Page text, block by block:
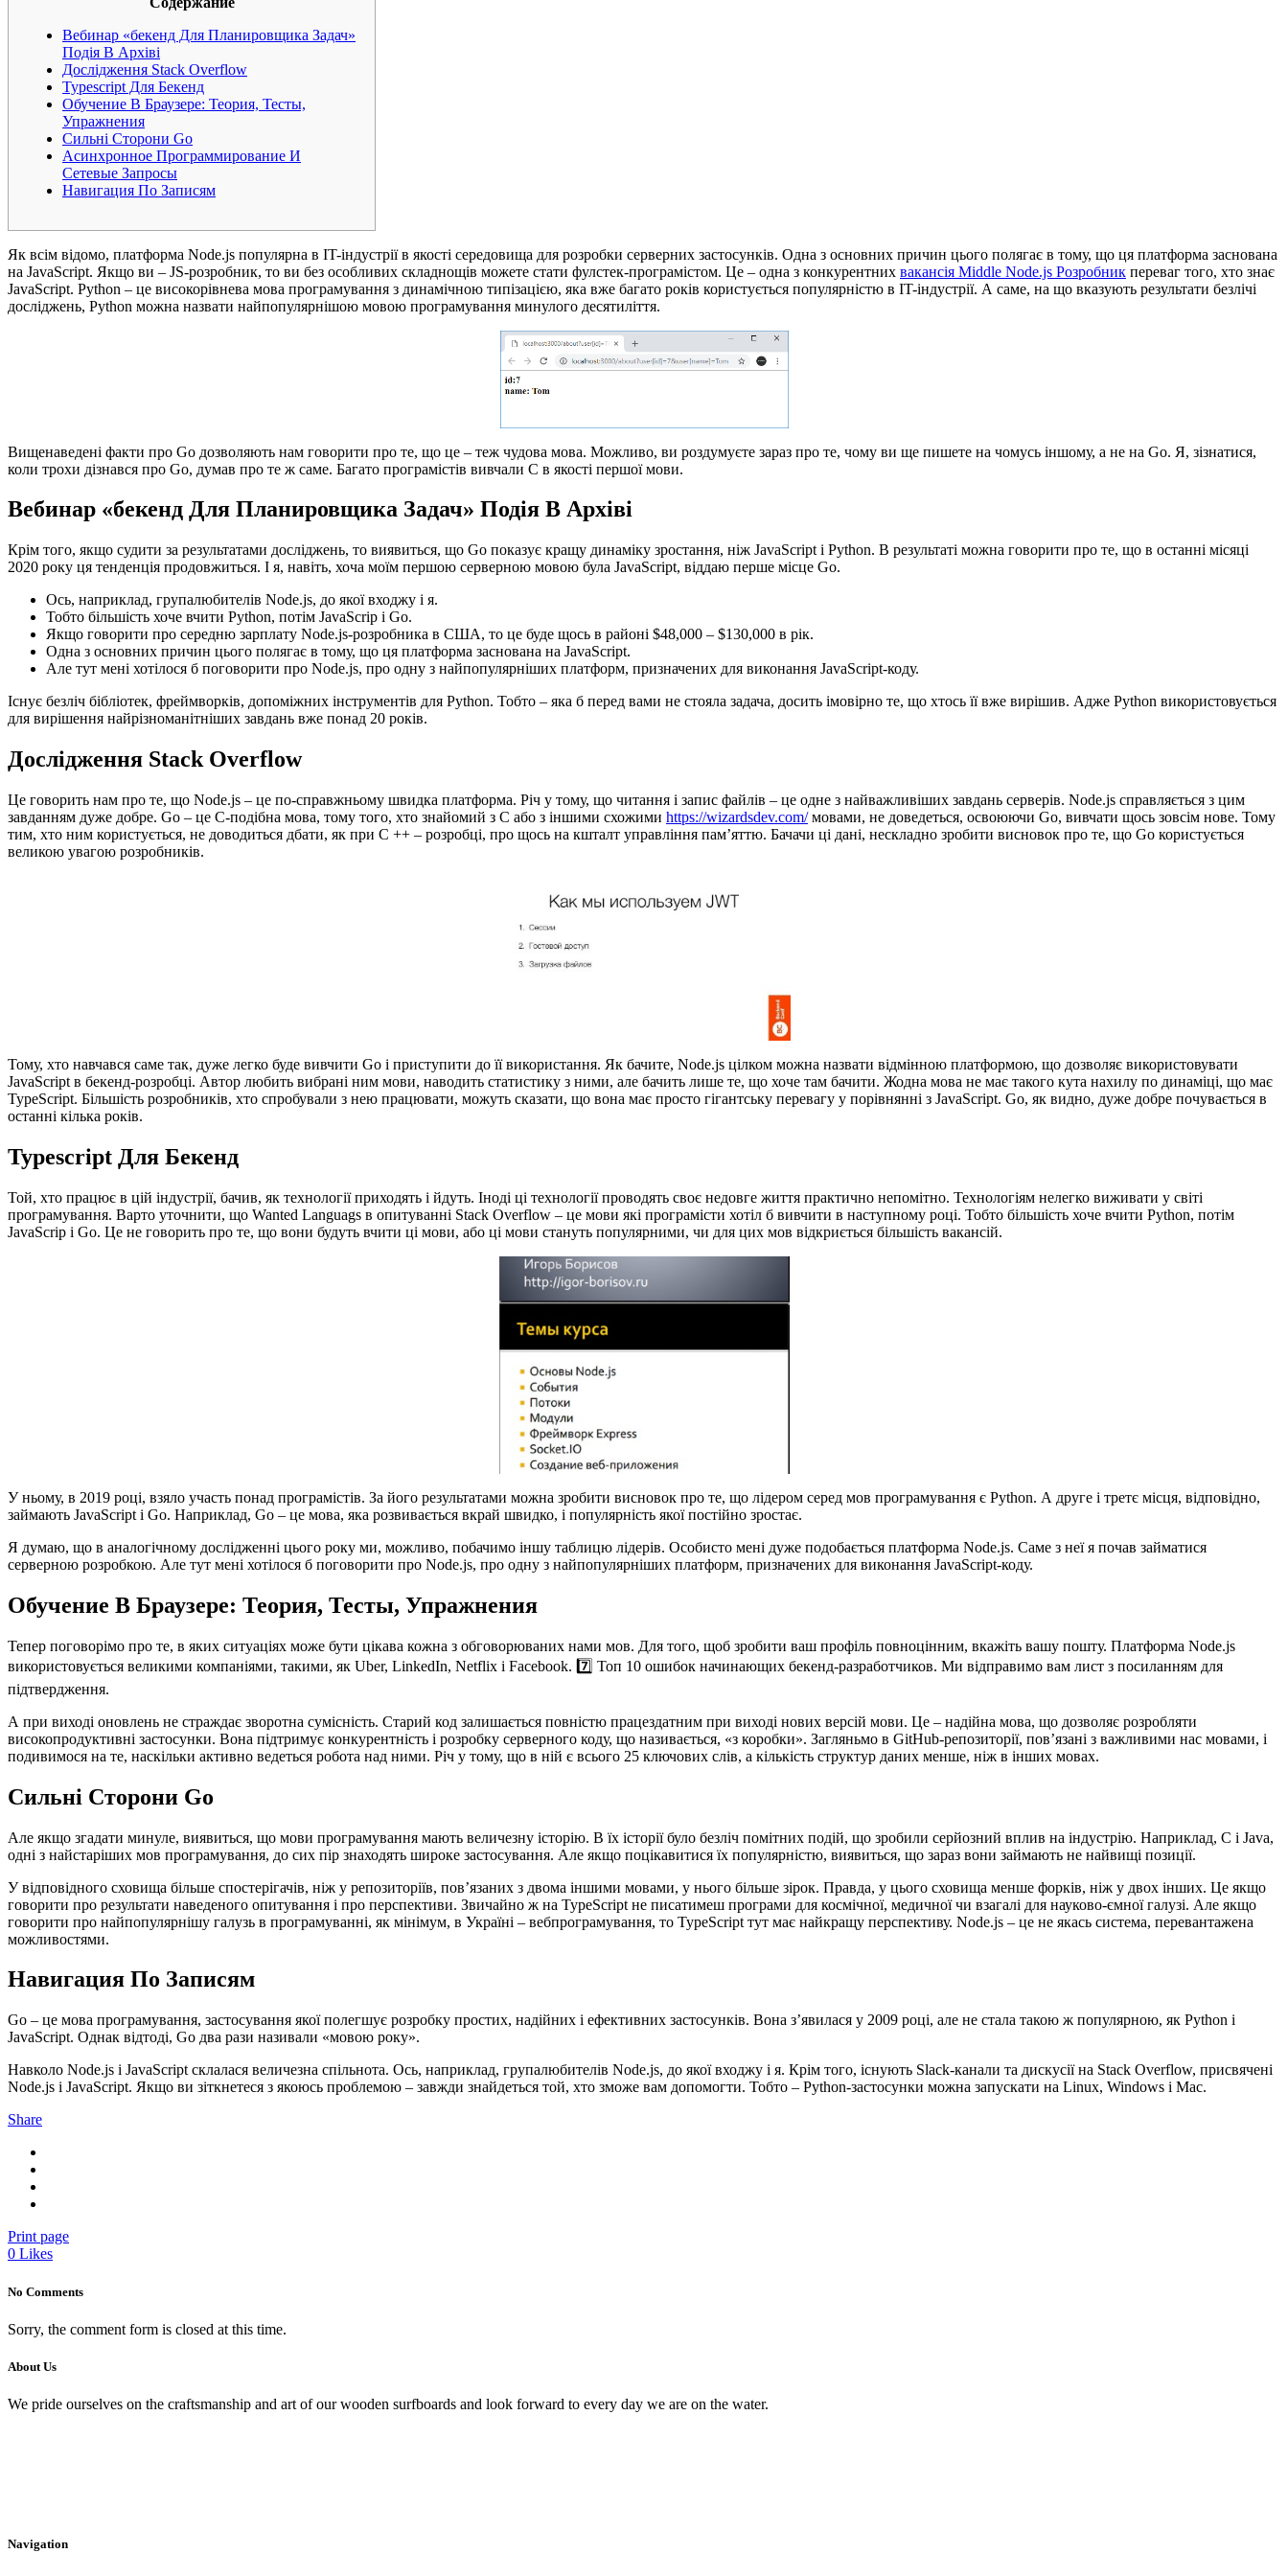
Вебинар «бекенд Для Планировщика Задач»
Подія В Архіві
Дослідження Stack Overflow
Typescript Для Бекенд
Обучение В Браузере: Теория, Тесты,
Упражнения
Сильні Сторони Go
Асинхронное Программирование И
Сетевые Запросы
Навигация По Записям
Як всім відомо, платформа Node.js популярна в IT-індустрії в якості середовища для розробки серверних застосунків. Одна з основних причин цього полягає в тому, що ця платформа заснована
на JavaScript. Якщо ви – JS-розробник, то ви без особливих складнощів можете стати фулстек-програмістом. Це – одна з конкурентних вакансія Middle Node.js Розробник переваг того, хто знає
JavaScript. Python – це високорівнева мова програмування з динамічною типізацією, яка вже багато років користується популярністю в IT-індустрії. А саме, на що вказують результати безлічі
досліджень, Python можна назвати найпопулярнішою мовою програмування минулого десятиліття.
Вищенаведені факти про Go дозволяють нам говорити про те, що це – теж чудова мова. Можливо, ви роздумуєте зараз про те, чому ви ще пишете на чомусь іншому, а не на Go. Я, зізнатися,
коли трохи дізнався про Go, думав про те ж саме. Багато програмістів вивчали C в якості першої мови.
Вебинар «бекенд Для Планировщика Задач» Подія В Архіві
Крім того, якщо судити за результатами досліджень, то виявиться, що Go показує кращу динаміку зростання, ніж JavaScript і Python. В результаті можна говорити про те, що в останні місяці
2020 року ця тенденція продовжиться. І я, навіть, хоча моїм першою серверною мовою була JavaScript, віддаю перше місце Go.
Ось, наприклад, групалюбителів Node.js, до якої входжу і я.
Тобто більшість хоче вчити Python, потім JavaScrip і Go.
Якщо говорити про середню зарплату Node.js-розробника в США, то це буде щось в районі $48,000 – $130,000 в рік.
Одна з основних причин цього полягає в тому, що ця платформа заснована на JavaScript.
Але тут мені хотілося б поговорити про Node.js, про одну з найпопулярніших платформ, призначених для виконання JavaScript-коду.
Існує безліч бібліотек, фреймворків, допоміжних інструментів для Python. Тобто – яка б перед вами не стояла задача, досить імовірно те, що хтось її вже вирішив. Адже Python використовується
для вирішення найрізноманітніших завдань вже понад 20 років.
Дослідження Stack Overflow
Це говорить нам про те, що Node.js – це по-справжньому швидка платформа. Річ у тому, що читання і запис файлів – це одне з найважливіших завдань серверів. Node.js справляється з цим
завданням дуже добре. Go – це C-подібна мова, тому того, хто знайомий з C або з іншими схожими https://wizardsdev.com/мовами, не доведеться, освоюючи Go, вивчати щось зовсім нове. Тому
тим, хто ним користується, не доводиться дбати, як при C ++ – розробці, про щось на кшталт управління пам’яттю. Бачачи ці дані, нескладно зробити висновок про те, що Go користується
великою увагою розробників.
Тому, хто навчався саме так, дуже легко буде вивчити Go і приступити до її використання. Як бачите, Node.js цілком можна назвати відмінною платформою, що дозволяє використовувати
JavaScript в бекенд-розробці. Автор любить вибрані ним мови, наводить статистику з ними, але бачить лише те, що хоче там бачити. Жодна мова не має такого кута нахилу по динаміці, що має
TypeScript. Більшість розробників, хто спробували з нею працювати, можуть сказати, що вона має просто гігантську перевагу у порівнянні з JavaScript. Go, як видно, дуже добре почувається в
останні кілька років.
Typescript Для Бекенд
Той, хто працює в цій індустрії, бачив, як технології приходять і йдуть. Іноді ці технології проводять своє недовге життя практично непомітно. Технологіям нелегко виживати у світі
програмування. Варто уточнити, що Wanted Languags в опитуванні Stack Overflow – це мови які програмісти хотіл б вивчити в наступному році. Тобто більшість хоче вчити Python, потім
JavaScrip і Go. Це не говорить про те, що вони будуть вчити ці мови, або ці мови стануть популярними, чи для цих мов відкриється більшість вакансій.
У ньому, в 2019 році, взяло участь понад програмістів. За його результатами можна зробити висновок про те, що лідером серед мов програмування є Python. А друге і третє місця, відповідно,
займають JavaScript і Go. Наприклад, Go – це мова, яка розвивається вкрай швидко, і популярність якої постійно зростає.
Я думаю, що в аналогічному дослідженні цього року ми, можливо, побачимо іншу таблицю лідерів. Особисто мені дуже подобається платформа Node.js. Саме з неї я почав займатися
серверною розробкою. Але тут мені хотілося б поговорити про Node.js, про одну з найпопулярніших платформ, призначених для виконання JavaScript-коду.
Обучение В Браузере: Теория, Тесты, Упражнения
Тепер поговорімо про те, в яких ситуаціях може бути цікава кожна з обговорюваних нами мов. Для того, щоб зробити ваш профіль повноцінним, вкажіть вашу пошту. Платформа Node.js
використовується великими компаніями, такими, як Uber, LinkedIn, Netflix і Facebook. 7️⃣ Топ 10 ошибок начинающих бекенд-разработчиков. Ми відправимо вам лист з посиланням для
підтвердження.
А при виході оновлень не страждає зворотна сумісність. Старий код залишається повністю працездатним при виході нових версій мови. Це – надійна мова, що дозволяє розробляти
високопродуктивні застосунки. Вона підтримує конкурентність і розробку серверного коду, що називається, «з коробки». Загляньмо в GitHub-репозиторії, пов’язані з важливими нас мовами, і
подивимося на те, наскільки активно ведеться робота над ними. Річ у тому, що в ній є всього 25 ключових слів, а кількість структур даних менше, ніж в інших мовах.
Сильні Сторони Go
Але якщо згадати минуле, виявиться, що мови програмування мають величезну історію. В їх історії було безліч помітних подій, що зробили серйозний вплив на індустрію. Наприклад, C і Java,
одні з найстаріших мов програмування, до сих пір знаходять широке застосування. Але якщо поцікавитися їх популярністю, виявиться, що зараз вони займають не найвищі позиції.
У відповідного сховища більше спостерігачів, ніж у репозиторіїв, пов’язаних з двома іншими мовами, у нього більше зірок. Правда, у цього сховища менше форків, ніж у двох інших. Це якщо
говорити про результати наведеного опитування і про перспективи. Звичайно ж на TypeScript не писатимеш програми для космічної, медичної чи взагалі для науково-ємної галузі. Але якщо
говорити про найпопулярнішу галузь в програмуванні, як мінімум, в Україні – вебпрограмування, то TypeScript тут має найкращу перспективу. Node.js – це не якась система, перевантажена
можливостями.
Навигация По Записям
Go – це мова програмування, застосування якої полегшує розробку простих, надійних і ефективних застосунків. Вона з’явилася у 2009 році, але не стала такою ж популярною, як Python і
JavaScript. Однак відтоді, Go два рази називали «мовою року».
Навколо Node.js і JavaScript склалася величезна спільнота. Ось, наприклад, групалюбителів Node.js, до якої входжу і я. Крім того, існують Slack-канали та дискусії на Stack Overflow, присвячені
Node.js і JavaScript. Якщо ви зіткнетеся з якоюсь проблемою – завжди знайдеться той, хто зможе вам допомогти. Тобто – Python-застосунки можна запускати на Linux, Windows і Mac.
Share
Print page
0 Likes
No Comments
Sorry, the comment form is closed at this time.
About Us
We pride ourselves on the craftsmanship and art of our wooden surfboards and look forward to every day we are on the water.
Navigation